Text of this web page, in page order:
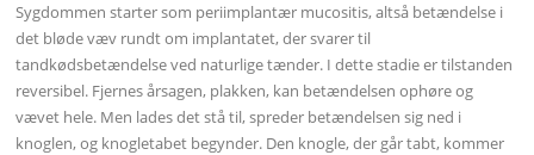
Sygdommen starter som periimplantær mucositis, altså betændelse i
det bløde væv rundt om implantatet, der svarer til
tandkødsbetændelse ved naturlige tænder. I dette stadie er tilstanden
reversibel. Fjernes årsagen, plakken, kan betændelsen ophøre og
vævet hele. Men lades det stå til, spreder betændelsen sig ned i
knoglen, og knogletabet begynder. Den knogle, der går tabt, kommer